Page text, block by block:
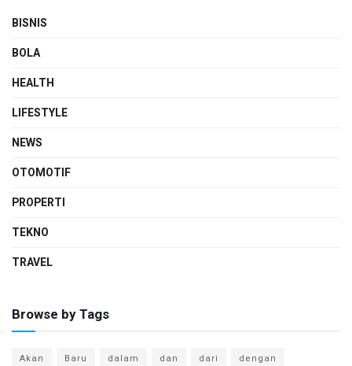
BISNIS
BOLA
HEALTH
LIFESTYLE
NEWS
OTOMOTIF
PROPERTI
TEKNO
TRAVEL
Browse by Tags
Akan Baru dalam dan dari
dengan